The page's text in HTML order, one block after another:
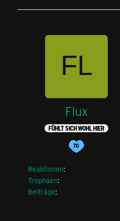
Flux
FÜHLT SICH WOHL HIER
Reaktionen
Trophäen
Beiträge